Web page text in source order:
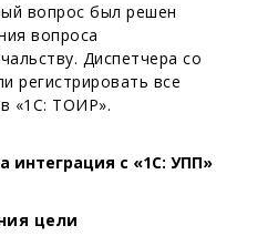
вопрос был решен
вопроса
Диспетчера со
регистрировать все
«1С: ТОИР».
интеграция с «1С: УПП»
цели